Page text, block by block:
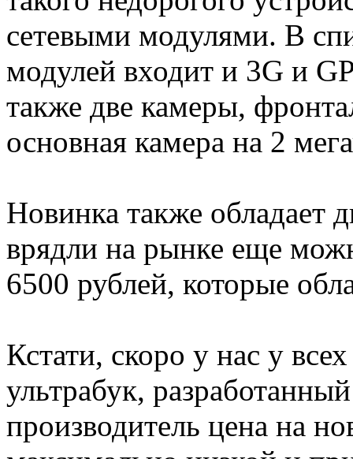
сетевыми модулями. В
модулей входит и 3G и
также две камеры,
основная камера на 2
Новинка также обладает
врядли на рынке еще
6500 рублей, которые
Кстати, скоро у нас у
ультрабук,
производитель цена на